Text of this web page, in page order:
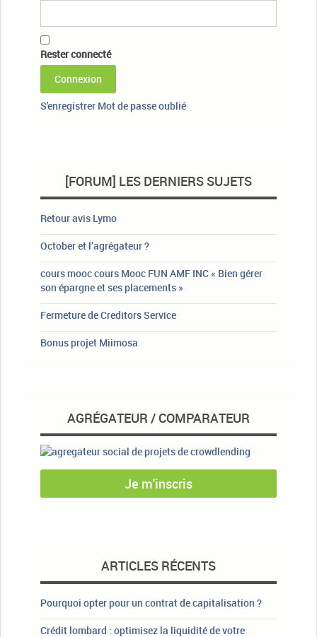
Rester connecté
Connexion
S'enregistrer Mot de passe oublié
[FORUM] LES DERNIERS SUJETS
Retour avis Lymo
October et l’agrégateur ?
cours mooc cours Mooc FUN AMF INC « Bien gérer
son épargne et ses placements »
Fermeture de Creditors Service
Bonus projet Miimosa
AGRÉGATEUR / COMPARATEUR
Je m'inscris
ARTICLES RÉCENTS
Pourquoi opter pour un contrat de capitalisation ?
Crédit lombard : optimisez la liquidité de votre